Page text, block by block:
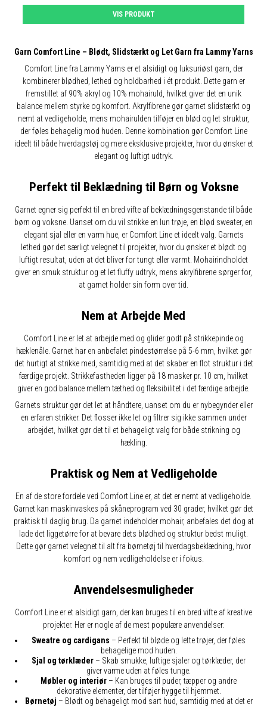
VIS PRODUKT
Garn Comfort Line – Blødt, Slidstærkt og Let Garn fra Lammy Yarns
Comfort Line fra Lammy Yarns er et alsidigt og luksuriøst garn, der
kombinerer blødhed, lethed og holdbarhed i ét produkt. Dette garn er
fremstillet af 90% akryl og 10% mohairuld, hvilket giver det en unik
balance mellem styrke og komfort. Akrylfibrene gør garnet slidstærkt og
nemt at vedligeholde, mens mohairulden tilføjer en blød og let struktur,
der føles behagelig mod huden. Denne kombination gør Comfort Line
ideelt til både hverdagstøj og mere eksklusive projekter, hvor du ønsker et
elegant og luftigt udtryk.
Perfekt til Beklædning til Børn og Voksne
Garnet egner sig perfekt til en bred vifte af beklædningsgenstande til både
børn og voksne. Uanset om du vil strikke en lun trøje, en blød sweater, en
elegant sjal eller en varm hue, er Comfort Line et ideelt valg. Garnets
lethed gør det særligt velegnet til projekter, hvor du ønsker et blødt og
luftigt resultat, uden at det bliver for tungt eller varmt. Mohairindholdet
giver en smuk struktur og et let fluffy udtryk, mens akrylfibrene sørger for,
at garnet holder sin form over tid.
Nem at Arbejde Med
Comfort Line er let at arbejde med og glider godt på strikkepinde og
hæklenåle. Garnet har en anbefalet pindestørrelse på 5-6 mm, hvilket gør
det hurtigt at strikke med, samtidig med at det skaber en flot struktur i det
færdige projekt. Strikkefastheden ligger på 18 masker pr. 10 cm, hvilket
giver en god balance mellem tæthed og fleksibilitet i det færdige arbejde.
Garnets struktur gør det let at håndtere, uanset om du er nybegynder eller
en erfaren strikker. Det flosser ikke let og filtrer sig ikke sammen under
arbejdet, hvilket gør det til et behageligt valg for både strikning og
hækling.
Praktisk og Nem at Vedligeholde
En af de store fordele ved Comfort Line er, at det er nemt at vedligeholde.
Garnet kan maskinvaskes på skåneprogram ved 30 grader, hvilket gør det
praktisk til daglig brug. Da garnet indeholder mohair, anbefales det dog at
lade det liggetørre for at bevare dets blødhed og struktur bedst muligt.
Dette gør garnet velegnet til alt fra børnetøj til hverdagsbeklædning, hvor
komfort og nem vedligeholdelse er i fokus.
Anvendelsesmuligheder
Comfort Line er et alsidigt garn, der kan bruges til en bred vifte af kreative
projekter. Her er nogle af de mest populære anvendelser:
Sweatre og cardigans – Perfekt til bløde og lette trøjer, der føles
behagelige mod huden.
Sjal og tørklæder – Skab smukke, luftige sjaler og tørklæder, der
giver varme uden at føles tunge.
Møbler og interiør – Kan bruges til puder, tæpper og andre
dekorative elementer, der tilføjer hygge til hjemmet.
Børnetøj – Blødt og behageligt mod sart hud, samtidig med at det er